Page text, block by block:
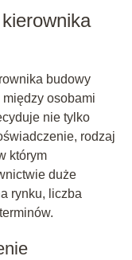
budowy
między osobami
nie tylko
rodzaj
którym
duże
rynku, liczba